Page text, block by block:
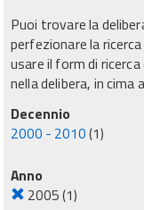
Puoi trovare la
perfezionare la
usare il form di
nella delibera, in cima
Decennio
2000 - 2010(1)
Anno
2005(1)